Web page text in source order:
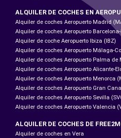
ALQUILER DE COCHES EN
Alquiler de coches Aeropuerto Madrid
Alquiler de coches Aeropuerto Barcelona-
Alquiler de coche Aeropuerto Ibiza (IBZ)
Alquiler de coches Aeropuerto Málaga-
Alquiler de coches Aeropuerto Palma de
Alquiler de coches Aeropuerto Alicante-
Alquiler de coches Aeropuerto Menorca
Alquiler de coches Aeropuerto Gran
Alquiler de coches Aeropuerto Sevilla
Alquiler de coches Aeropuerto Valencia
ALQUILER DE COCHES DE
Alquiler de coches en Vera